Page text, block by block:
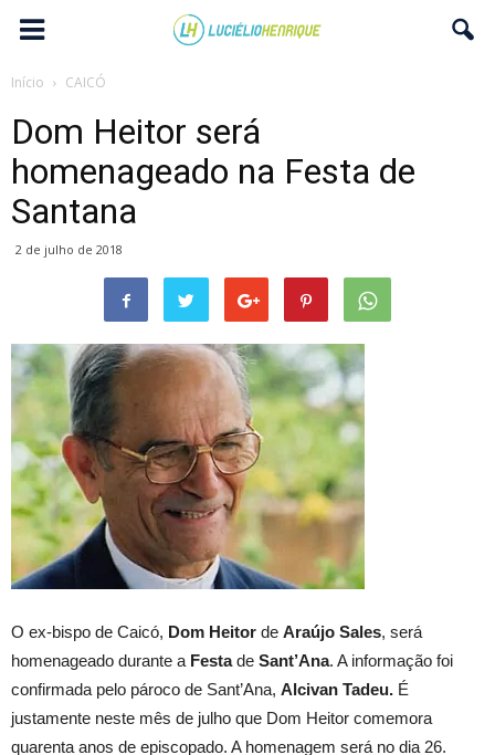
Início CAICÓ
Dom Heitor será
homenageado na Festa de
Santana
2 de julho de 2018
O ex-bispo de Caicó, Dom Heitor de Araújo Sales, será
homenageado durante a Festade Sant’Ana. A informação foi
confirmada pelo pároco de Sant’Ana, Alcivan Tadeu. É
justamente neste mês de julho que Dom Heitor comemora
quarenta anos de episcopado. A homenagem será no dia 26.